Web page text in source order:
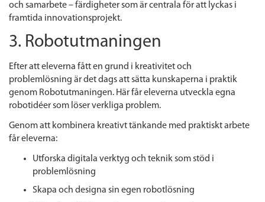
och samarbete – färdigheter som är centrala för att lyckas i
framtida innovationsprojekt.
3. Robotutmaningen
Efter att eleverna fått en grund i kreativitet och
problemlösning är det dags att sätta kunskaperna i praktik
genom Robotutmaningen. Här får eleverna utveckla egna
robotidéer som löser verkliga problem.
Genom att kombinera kreativt tänkande med praktiskt arbete
får eleverna:
Utforska digitala verktyg och teknik som stöd i
problemlösning
Skapa och designa sin egen robotlösning